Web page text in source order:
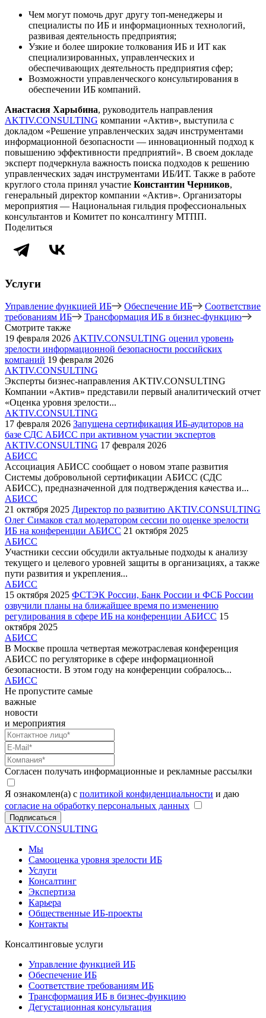
Чем могут помочь друг другу топ-менеджеры и
специалисты по ИБ и информационных технологий,
развивая деятельность предприятия;
Узкие и более широкие толкования ИБ и ИТ как
специализированных, управленческих и
обеспечивающих деятельность предприятия сфер;
Возможности управленческого консультирования в
обеспечении ИБ компаний.
Анастасия Харыбина, руководитель направления
AKTIV.CONSULTING компании «Актив», выступила с
докладом «Решение управленческих задач инструментами
информационной безопасности — инновационный подход к
повышению эффективности предприятий». В своем докладе
эксперт подчеркнула важность поиска подходов к решению
управленческих задач инструментами ИБ/ИТ. Также в работе
круглого стола принял участие Константин Черников,
генеральный директор компании «Актив». Организаторы
мероприятия — Национальная гильдия профессиональных
консультантов и Комитет по консалтингу МТПП.
Поделиться
Услуги
Управление функцией ИБ Обеспечение ИБ
Соответствие
требованиям ИБ
Трансформация ИБ в бизнес-функцию
Смотрите также
19 февраля 2026 AKTIV.CONSULTING оценил уровень
зрелости информационной безопасности российских
компаний 19 февраля 2026
AKTIV.CONSULTING
Эксперты бизнес-направления AKTIV.CONSULTING
Компании «Актив» представили первый аналитический отчет
«Оценка уровня зрелости...
AKTIV.CONSULTING
17 февраля 2026 Запущена сертификация ИБ-аудиторов на
базе СДС АБИСС при активном участии экспертов
AKTIV.CONSULTING 17 февраля 2026
АБИСС
Ассоциация АБИСС сообщает о новом этапе развития
Системы добровольной сертификации АБИСС (СДС
АБИСС), предназначенной для подтверждения качества и...
АБИСС
21 октября 2025 Директор по развитию AKTIV.CONSULTING
Олег Симаков стал модератором сессии по оценке зрелости
ИБ на конференции АБИСС 21 октября 2025
АБИСС
Участники сессии обсудили актуальные подходы к анализу
текущего и целевого уровней защиты в организациях, а также
пути развития и укрепления...
АБИСС
15 октября 2025 ФСТЭК России, Банк России и ФСБ России
озвучили планы на ближайшее время по изменению
регулирования в сфере ИБ на конференции АБИСС 15
октября 2025
АБИСС
В Москве прошла четвертая межотраслевая конференция
АБИСС по регуляторике в сфере информационной
безопасности. В этом году на конференции собралось...
АБИСС
Не пропустите самые
важные
новости
и мероприятия
Согласен получать информационные и рекламные рассылки
Я ознакомлен(а) с политикой конфиденциальности и даю
согласие на обработку персональных данных
Подписаться
AKTIV.CONSULTING
Мы
Самооценка уровня зрелости ИБ
Услуги
Консалтинг
Экспертиза
Карьера
Общественные ИБ-проекты
Контакты
Консалтинговые услуги
Управление функцией ИБ
Обеспечение ИБ
Соответствие требованиям ИБ
Трансформация ИБ в бизнес-функцию
Дегустационная консультация